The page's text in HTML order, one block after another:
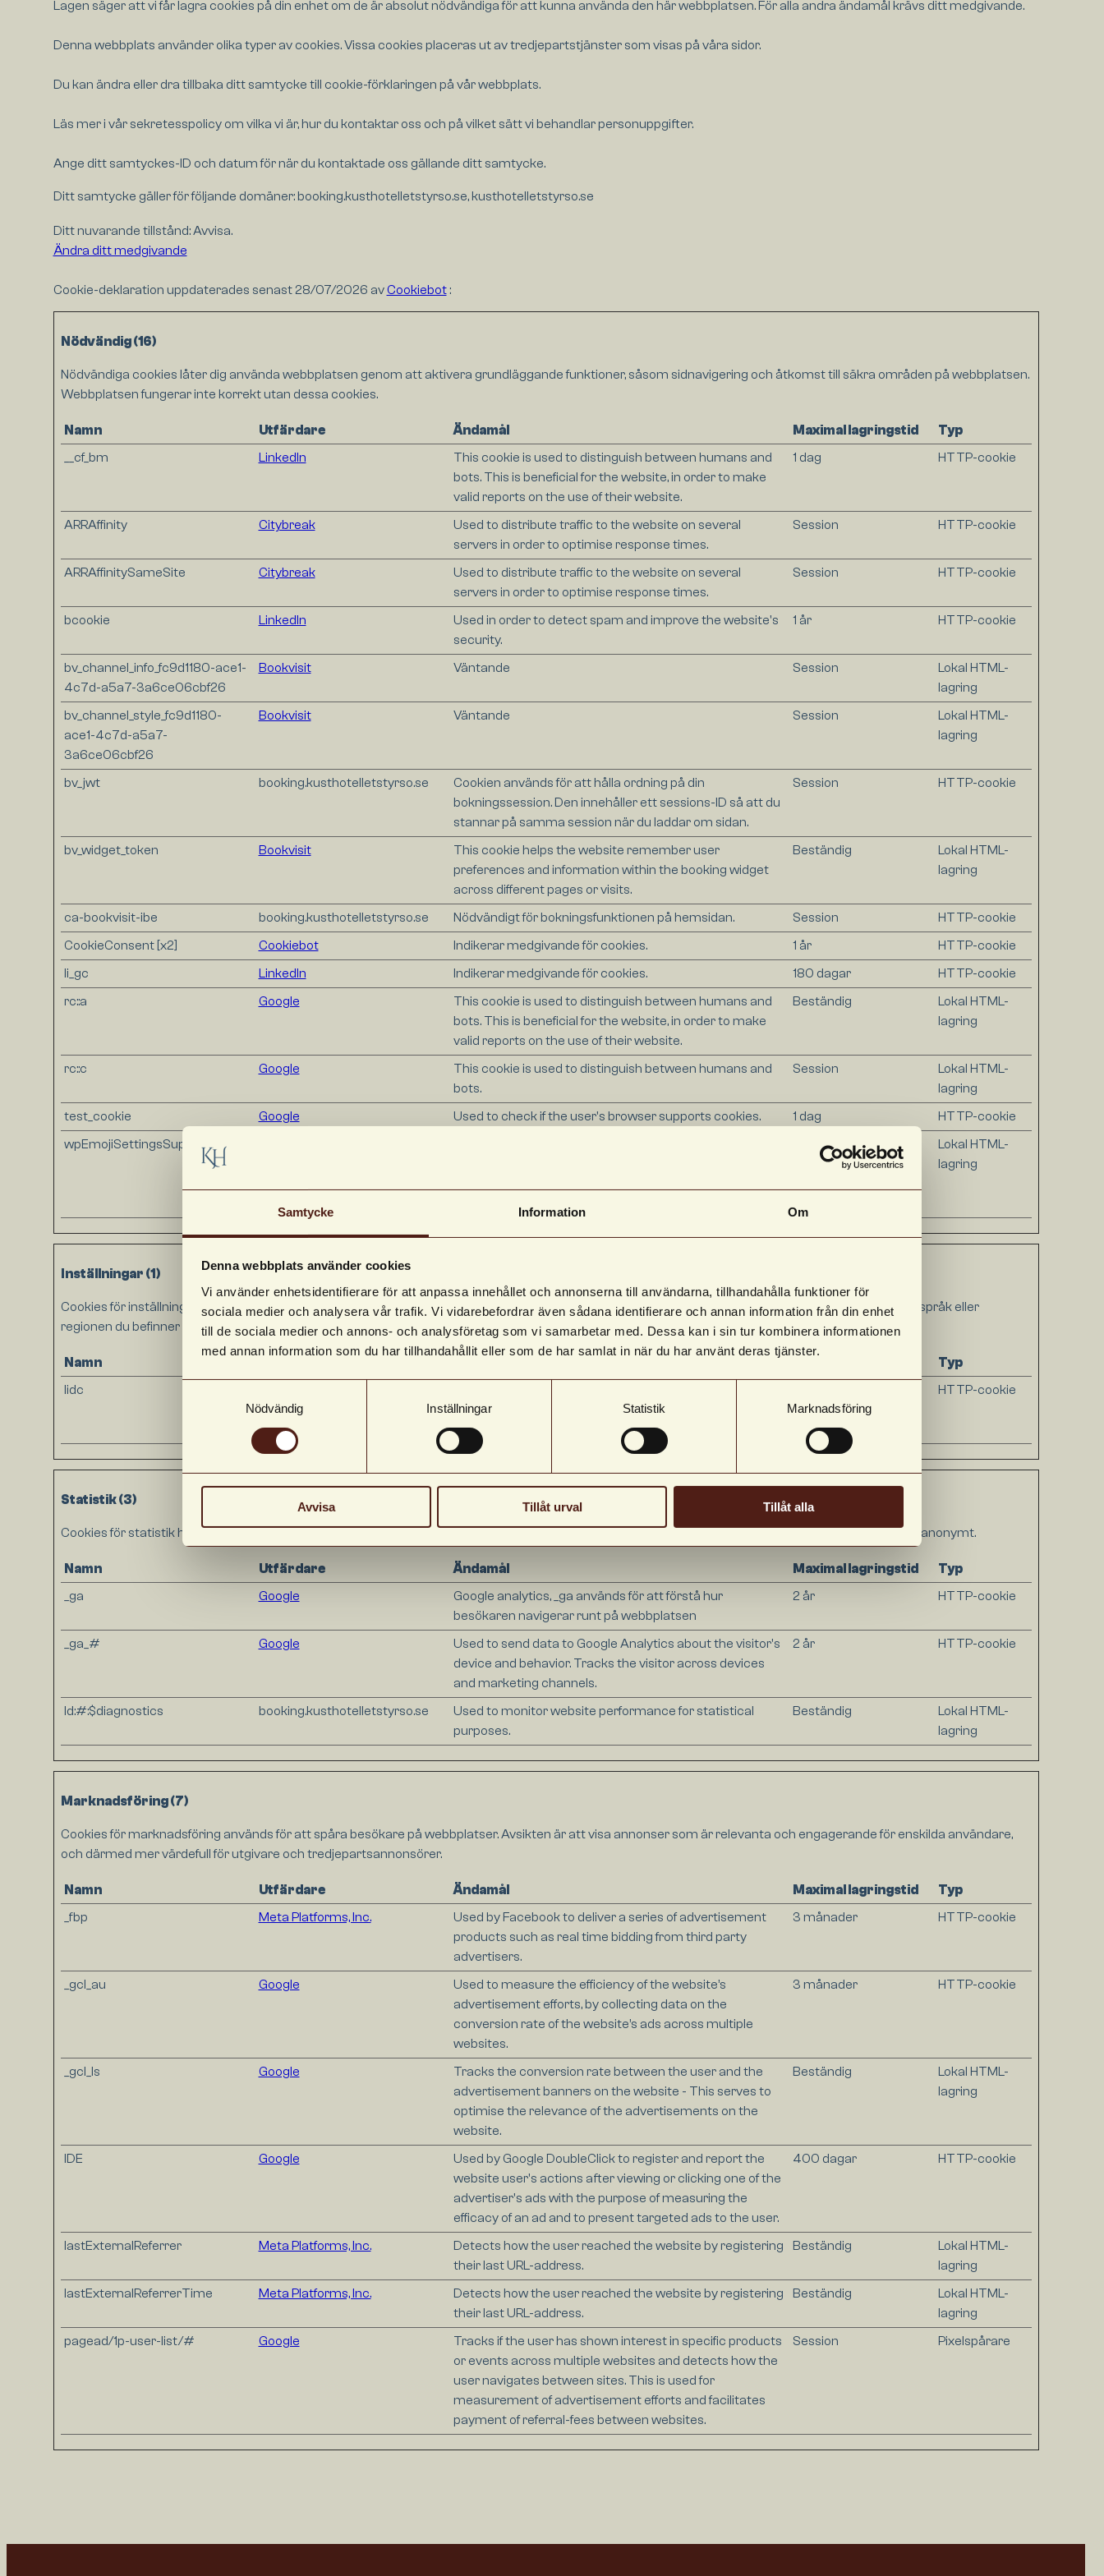
Samtycke Information Om
Denna webbplats använder cookies
Vi använder enhetsidentifierare för att anpassa innehållet och annonserna till användarna, tillhandahålla funktioner för
sociala medier och analysera vår trafik. Vi vidarebefordrar även sådana identifierare och annan information från din enhet
till de sociala medier och annons- och analysföretag som vi samarbetar med. Dessa kan i sin tur kombinera informationen
med annan information som du har tillhandahållit eller som de har samlat in när du har använt deras tjänster.
Nödvändig
Inställningar Statistik Marknadsföring
Avvisa Tillåt urval Tillåt alla
Lagen säger att vi får lagra cookies på din enhet om de är absolut nödvändiga för att kunna använda den här webbplatsen. För alla andra ändamål krävs ditt medgivande.
Denna webbplats använder olika typer av cookies. Vissa cookies placeras ut av tredjepartstjänster som visas på våra sidor.
Du kan ändra eller dra tillbaka ditt samtycke till cookie-förklaringen på vår webbplats.
Läs mer i vår sekretesspolicy om vilka vi är, hur du kontaktar oss och på vilket sätt vi behandlar personuppgifter.
Ange ditt samtyckes-ID och datum för när du kontaktade oss gällande ditt samtycke.
Ditt samtycke gäller för följande domäner: booking.kusthotelletstyrso.se, kusthotelletstyrso.se
Ditt nuvarande tillstånd: Avvisa.
Ändra ditt medgivande
Cookie-deklaration uppdaterades senast 28/07/2026 avCookiebot:
Nödvändig (16)
Nödvändiga cookies låter dig använda webbplatsen genom att aktivera grundläggande funktioner, såsom sidnavigering och åtkomst till säkra områden på webbplatsen.
Webbplatsen fungerar inte korrekt utan dessa cookies.
Namn Utfärdare Ändamål Maximal lagringstid
Typ
__cf_bm
LinkedIn
This cookie is used to distinguish between humans and
bots. This is beneficial for the website, in order to make
valid reports on the use of their website.
1 dag HTTP-cookie
ARRAffinity Citybreak
Used to distribute traffic to the website on several
servers in order to optimise response times.
Session HTTP-cookie
ARRAffinitySameSite Citybreak
Used to distribute traffic to the website on several
servers in order to optimise response times.
Session HTTP-cookie
bcookie LinkedIn
Used in order to detect spam and improve the website's
security.
1 år HTTP-cookie
bv_channel_info_fc9d1180-ace1-
4c7d-a5a7-3a6ce06cbf26
Bookvisit Väntande Session
Lokal HTML-
lagring
bv_channel_style_fc9d1180-
ace1-4c7d-a5a7-
3a6ce06cbf26
Bookvisit Väntande Session
Lokal HTML-
lagring
bv_jwt booking.kusthotelletstyrso.se
Cookien används för att hålla ordning på din
bokningssession. Den innehåller ett sessions-ID så att du
stannar på samma session när du laddar om sidan.
Session HTTP-cookie
bv_widget_token Bookvisit
This cookie helps the website remember user
preferences and information within the booking widget
across different pages or visits.
Beständig
Lokal HTML-
lagring
ca-bookvisit-ibe booking.kusthotelletstyrso.se Nödvändigt för bokningsfunktionen på hemsidan. Session
HTTP-cookie
CookieConsent [x2]
Cookiebot Indikerar medgivande för cookies. 1 år
HTTP-cookie
li_gc
LinkedIn Indikerar medgivande för cookies. 180 dagar
HTTP-cookie
rc::a
Google
This cookie is used to distinguish between humans and
bots. This is beneficial for the website, in order to make
valid reports on the use of their website.
Beständig
Lokal HTML-
lagring
rc::c Google
This cookie is used to distinguish between humans and
bots.
Session
Lokal HTML-
lagring
test_cookie
Google Used to check if the user's browser supports cookies. 1 dag
HTTP-cookie
wpEmojiSettingsSupports
Session
Lokal HTML-
lagring
Inställningar (1)
Cookies för inställningar låter en webbplats komma ihåg information som ändrar hur webbplatsen fungerar eller visas. Detta kan t.ex. vara föredraget språk eller
regionen du befinner dig i.
Namn
Typ
lidc
is used in context with load balancing, in order to optimize
user experience.
HTTP-cookie
Statistik (3)
Cookies för statistik hjälper en webbplatsägare att förstå hur besökare interagerar med webbplatser genom att samla och rapportera in information anonymt.
Namn Utfärdare Ändamål Maximal lagringstid
Typ
_ga
Google
Google analytics, _ga används för att förstå hur
besökaren navigerar runt på webbplatsen
2 år HTTP-cookie
_ga_# Google
Used to send data to Google Analytics about the visitor's
device and behavior. Tracks the visitor across devices
and marketing channels.
2 år HTTP-cookie
ld:#:$diagnostics booking.kusthotelletstyrso.se
Used to monitor website performance for statistical
purposes.
Beständig
Lokal HTML-
lagring
Marknadsföring (7)
Cookies för marknadsföring används för att spåra besökare på webbplatser. Avsikten är att visa annonser som är relevanta och engagerande för enskilda användare,
och därmed mer värdefull för utgivare och tredjepartsannonsörer.
Namn Utfärdare Ändamål Maximal lagringstid
Typ
_fbp
Meta Platforms, Inc.
Used by Facebook to deliver a series of advertisement
products such as real time bidding from third party
advertisers.
3 månader HTTP-cookie
_gcl_au Google
Used to measure the efficiency of the website’s
advertisement efforts, by collecting data on the
conversion rate of the website’s ads across multiple
websites.
3 månader HTTP-cookie
_gcl_ls Google
Tracks the conversion rate between the user and the
advertisement banners on the website - This serves to
optimise the relevance of the advertisements on the
website.
Beständig
Lokal HTML-
lagring
IDE Google
Used by Google DoubleClick to register and report the
website user's actions after viewing or clicking one of the
advertiser's ads with the purpose of measuring the
efficacy of an ad and to present targeted ads to the user.
400 dagar HTTP-cookie
lastExternalReferrer Meta Platforms, Inc.
Detects how the user reached the website by registering
their last URL-address.
Beständig
Lokal HTML-
lagring
lastExternalReferrerTime
Meta Platforms, Inc.
Detects how the user reached the website by registering
their last URL-address.
Beständig
Lokal HTML-
lagring
pagead/1p-user-list/#
Google
Tracks if the user has shown interest in specific products
or events across multiple websites and detects how the
user navigates between sites. This is used for
measurement of advertisement efforts and facilitates
payment of referral-fees between websites.
Session Pixelspårare